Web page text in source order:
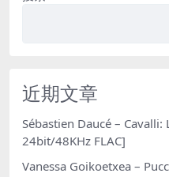
近期文章
Sébastien Daucé –
24bit/48KHz FLAC]
Vanessa Goikoetxea –